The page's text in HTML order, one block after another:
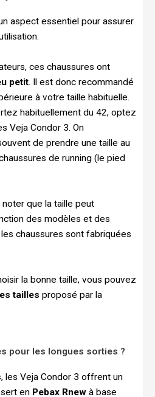
aspect essentiel pour assurer
ces chaussures ont
petit. Il est donc recommandé
à votre taille habituelle.
habituellement du 42, optez
Veja Condor 3. On
de prendre une taille au
de running (le pied
que la taille peut
des modèles et des
chaussures sont fabriquées
la bonne taille, vous pouvez
tailles proposé par la
pour les longues sorties ?
les Veja Condor 3 offrent un
en Pebax Rnew à base